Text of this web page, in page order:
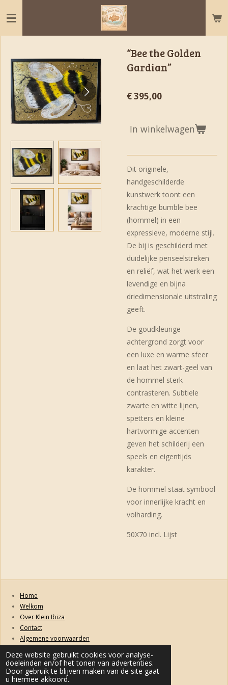
Deze website gebruikt cookies voor analyse-
doeleinden en/of het tonen van advertenties.
Door gebruik te blijven maken van de site gaat
u hiermee akkoord.
direct
naar
hoofdinhoud
“Bee the Golden
Gardian”
€ 395,00
In winkelwagen
Dit originele,
handgeschilderde
kunstwerk toont een
krachtige bumble bee
(hommel) in een
expressieve, moderne stijl.
De bij is geschilderd met
duidelijke penseelstreken
en reliëf, wat het werk een
levendige en bijna
driedimensionale uitstraling
geeft.
De goudkleurige
achtergrond zorgt voor
een luxe en warme sfeer
en laat het zwart-geel van
de hommel sterk
contrasteren. Subtiele
zwarte en witte lijnen,
spetters en kleine
hartvormige accenten
geven het schilderij een
speels en eigentijds
karakter.
De hommel staat symbool
voor innerlijke kracht en
volharding.
50X70 incl. Lijst
Home
Welkom
Over Klein Ibiza
Contact
Algemene voorwaarden
Privacybeleid
Levertijd & Verzendkosten